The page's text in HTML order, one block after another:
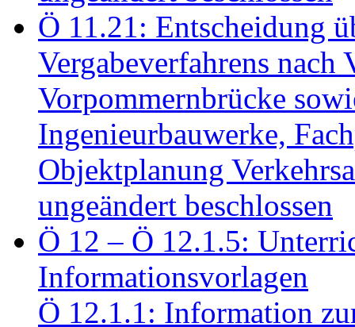
Ö 11.21: Entscheidung
Vergabeverfahrens
Vorpommernbrücke
Ingenieurbauwerke,
Objektplanung
ungeändert beschlossen
Ö 12 – Ö 12.1.5:
Informationsvorlagen
Ö 12.1.1: Information